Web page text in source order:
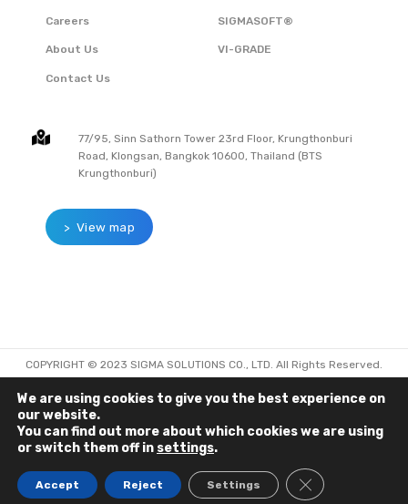
Careers
About Us
Contact Us
SIGMASOFT®
VI-GRADE
77/95, Sinn Sathorn Tower 23rd Floor, Krungthonburi
Road, Klongsan, Bangkok 10600, Thailand (BTS
Krungthonburi)
> View map
COPYRIGHT © 2023 SIGMA SOLUTIONS CO., LTD. All Rights Reserved.
We are using cookies to give you the best experience on
our website.
You can find out more about which cookies we are using
or switch them off in settings.
Accept Reject Settings CLOSE GDPR